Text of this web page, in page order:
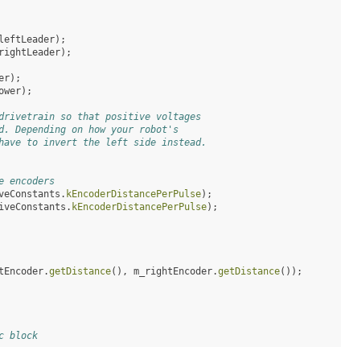
);
);
);
);
so that positive voltages
on how your robot's
to invert the left side instead.
. kEncoderDistancePerPulse);
. kEncoderDistancePerPulse);
.getDistance(), m_rightEncoder.getDistance());
block